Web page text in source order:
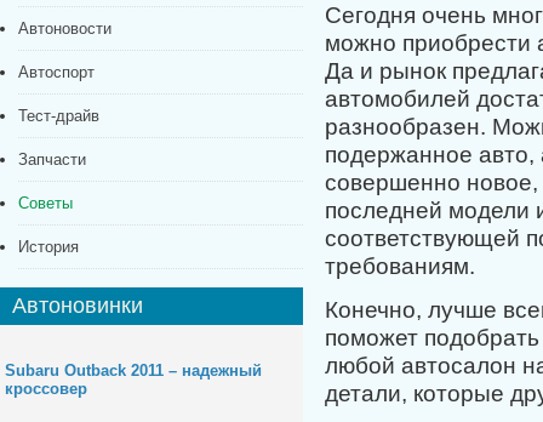
Автоновости
Автоспорт
Тест-драйв
Запчасти
Советы
История
Автоновинки
Subaru Outback 2011 – надежный
кроссовер
Сегодня очень
можно приобрести
Да и рынок
автомобилей
разнообразен.
подержанное
совершенно
последней модели
соответствующей
требованиям.
Конечно, лучше
поможет
любой автосалон
детали, которые